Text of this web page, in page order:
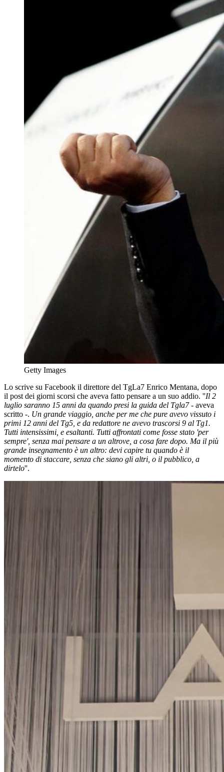
Getty Images
Lo scrive su Facebook il direttore del TgLa7 Enrico Mentana, dopo
il post dei giorni scorsi che aveva fatto pensare a un suo addio. ''Il 2
luglio saranno 15 anni da quando presi la guida del Tgla7- aveva
scritto -. Un grande viaggio, anche per me che pure avevo vissuto i
primi 12 anni del Tg5, e da redattore ne avevo trascorsi 9 al Tg1.
Tutti intensissimi, e esaltanti. Tutti affrontati come fosse stato 'per
sempre', senza mai pensare a un altrove, a cosa fare dopo. Ma il più
grande insegnamento è un altro: devi capire tu quando è il
momento di staccare, senza che siano gli altri, o il pubblico, a
dirtelo''.